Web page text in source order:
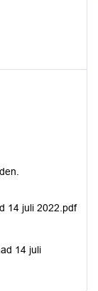
14 juli 2022.pdf
14 juli